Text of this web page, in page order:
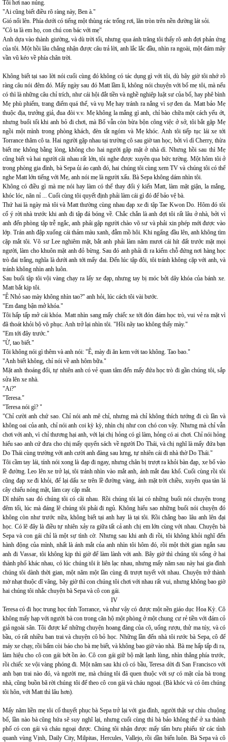
Tôi hơi nao núng.
"Ai cũng biết điều rõ ràng này, Ben à."
Gió nổi lên. Phía dưới có tiếng một thùng rác trống rơi, lăn tròn trên nền đường lát sỏi.
"Cô ta là em họ, con chú con bác với mẹ"
Anh dựa vào thành giường, và dù trời tối, nhưng qua ánh trăng tôi thấy rõ anh đợi phản ứng
của tôi. Một hồi lâu chẳng nhận được câu trả lời, anh lắc lắc đầu, nhìn ra ngoài, một đám mây
vần vũ kéo về phía chân trời.
Không biết tại sao lời nói cuối cùng đó không có tác dụng gì với tôi, dù bây giờ tôi nhớ rõ
ràng câu nói đêm đó. Mấy ngày sau đó Matt lầm lì, không nói chuyện với bố mẹ tôi, mà nếu
có thì là những câu chỉ trích, như cái hội đắt tiền và nghề nghiệp luật sư của bố, hay phê bình
Mẹ phù phiếm, trang điểm quá thể, và vụ Mẹ hay tránh ra nắng vì sợ đen da. Matt bảo Mẹ
thuộc địa, trưởng giả, đua đòi v.v. Mẹ không la mắng gì anh, chỉ bào chữa một cách yếu ớt,
nhưng buổi tối khi anh bỏ đi chơi, mà Bố vẫn còn bừa bộn công việc ở sở, tôi bắt gặp Mẹ
ngồi một mình trong phòng khách, đèn tắt ngóm và Mẹ khóc. Anh tôi tiếp tục lái xe tới
Torrance thăm cô ta. Hai người gặp nhau tại trường cô sau giờ tan học, bởi vì dì Cherry, thừa
biết mẹ không bằng lòng, không cho hai người gặp mặt ở nhà dì. Nhưng hồi sau thì Mẹ
cũng biết và hai người cãi nhau rất lớn, tôi nghe được xuyên qua bức tường. Một hôm tôi ở
trong phòng gia đình, bà Sepa ủi áo cạnh đó, hai chúng tôi cùng xem TV và chúng tôi có thể
nghe Matt lớn tiếng với Mẹ, anh nói mẹ là người xấu. Bà Sepa không dám nhìn tôi.
Không có điều gì mà mẹ nói hay làm có thể thay đổi ý kiến Matt, làm mặt giận, la mắng,
khóc lóc, năn nỉ ... Cuối cùng tôi quyết định phải làm cái gì đó để bảo vệ bà.
Thứ hai là ngày mà tôi và Matt thường cùng nhau đạp xe đi tập Tae Kwon Do. Hôm đó tôi
cố ý rời nhà trước khi anh đi tập đá bóng về. Chắc chắn là anh đợi tôi rất lâu ở nhà, bởi vì
anh đến phòng tập trễ ngắc, anh phải gập người chào võ sư và phải xin phép mới được vào
lớp. Trán anh đập xuống cái thảm màu xanh, đẫm mồ hôi. Khi ngẩng đầu lên, anh không tìm
cặp mắt tôi. Võ sư Lee nghiêm mặt, bắt anh phải làm năm mươi cái hít đất trước mặt mọi
người, làm cho khuôn mặt anh đỏ bừng. Sau đó anh phải đi ra kiếm chỗ đứng nơi hàng học
trò đai trắng, nghĩa là dưới anh tới mấy đai. Đến lúc tập đôi, tôi tránh không cặp với anh, và
tránh không nhìn anh luôn.
Sau buổi tập tôi vội vàng chạy ra lấy xe đạp, nhưng tay bị móc bởi dây khóa của bánh xe.
Matt bắt kịp tôi.
"Ê Nhỏ sao mày không nhìn tao?" anh hỏi, lúc cách tôi vài bước.
"Em đang bận mở khóa."
Tôi hấp tấp mở cái khóa. Matt nhìn sang mấy chiếc xe tới đón đám học trò, vui vẻ ra mặt vì
đã thoát khỏi bộ võ phục. Anh trở lại nhìn tôi. "Hồi nãy tao không thấy mày."
"Em tới đây trước."
"Ừ, tao biết."
Tôi không nói gì thêm và anh nói: "Ê, mày đi ăn kem với tao không. Tao bao."
"Anh biết không, chỉ nói về anh hôm bữa."
Mặt anh thoáng đổi, tự nhiên anh có vẻ quan tâm đến mấy đứa học trò đi gần chúng tôi, sắp
sửa lên xe nhà.
"Ai?"
"Teresa."
"Teresa nói gì? "
"Chỉ cười anh chứ sao. Chỉ nói anh mê chỉ, nhưng mà chỉ không thích tướng đi cù lần và
không oai của anh, chỉ nói anh coi kỳ kỳ, nhìn chị như con chó con vậy. Nhưng mà chỉ vẫn
chơi với anh, vì chỉ thương hại anh, với lại chị hỏng có gì làm, hỏng có ai chơi. Chỉ nói hỏng
hiểu sao anh cứ đưa cho chị mấy quyển sách về người Do Thái, và chị nghĩ là mấy đứa bạn
Do Thái cùng trường với anh cười anh đàng sau lưng, tự nhiên cái đi nhà thờ Do Thái."
Tôi cầm tay lái, tính nói xong là đạp đi ngay, nhưng chân bị trượt ra khỏi bàn đạp, xe bổ vào
lề đường. Leo lên xe trở lại, tôi tránh nhìn vào mắt anh, ánh mắt đau khổ. Cuối cùng rồi tôi
cũng đạp xe đi khỏi, để lại dấu xe trên lề đường vàng, ánh mặt trời chiều, xuyên qua tàn lá
cây chiếu nóng mặt, làm cay cặp mắt.
Dĩ nhiên sau đó chúng tôi có cãi nhau. Rồi chúng tôi lại có những buổi nói chuyện trong
đêm tối, lúc mà đáng lẽ chúng tôi phải đi ngủ. Không hiểu sao những buổi nói chuyện đó
không còn như trước nữa, không biết tại anh hay là tại tôi. Rồi chẳng bao lâu anh lên đại
học. Có lẽ đây là điều tự nhiên xảy ra giữa tất cả anh chị em lớn cùng với nhau. Chuyện bà
Sepa và con gái chỉ là một sự tình cờ. Nhưng sau khi anh đi rồi, tôi không khỏi nghĩ đến
hành động của mình, nhất là ánh mắt của anh nhìn tôi hôm đó, rồi một thời gian ngắn sau
anh đi Vassar, tôi không kịp thì giờ để làm lành với anh. Bây giờ thì chúng tôi sống ở hai
thành phố khác nhau, có lúc chúng tôi ít liên lạc nhau, nhưng mấy năm sau này hai gia đình
chúng tôi dành thời gian, một năm một lần cùng đi trượt tuyết với nhau. Chuyện trở thành
mờ nhạt thuộc dĩ vãng, bây giờ thì con chúng tôi chơi với nhau rất vui, nhưng không bao giờ
hai chúng tôi nhắc chuyện bà Sepa và cô con gái.
IV
Teresa có đi học trung học tỉnh Torrance, và như vậy có được một nền giáo dục Hoa Kỳ. Cô
không mấy hạp với người bà con trong căn hộ một phòng ở một chung cư rẻ tiền với đám cỏ
giả ngoài sân. Tôi được kể những chuyện hoang đàng của cô, uống rượu, thử ma túy, và có
bầu, có rất nhiều ban trai và chuyện cô bỏ học. Những lần đến nhà tôi rước bà Sepa, cô để
máy xe chạy, rồi bấm còi báo cho bà mẹ biết, và không bao giờ vào nhà. Bà mẹ hấp tấp đi ra,
làm hiệu cho cô con gái bớt ồn ào. Cô con gái giữ bộ mặt lạnh lùng, nhìn thẳng phía trước,
rồi chiếc xe vội vàng phóng đi. Một năm sau khi cô có bầu, Teresa dời đi San Francisco với
anh bạn trai nào đó, và người mẹ, mà chúng tôi đã quen thuộc với sự có mặt của bà trong
nhà, cũng buồn bã rời chúng tôi để theo cô con gái và cháu ngoại. (Bà khóc và có ôm chúng
tôi hôn, với Matt thì lâu hơn).
Mấy năm liền mẹ tôi cố thuyết phục bà Sepa trở lại với gia đình, người thật sự chìu chuộng
bố, lần nào bà cũng hứa sẽ suy nghĩ lại, nhưng cuối cùng thì bà bảo không thể ở xa thành
phố có con gái và cháu ngoại được. Chúng tôi nhận được mấy tấm bưu phiếu từ các tỉnh
quanh vùng Vịnh, Daily City, Milpitas, Hercules, Vallejo, rồi dần biến luôn. Bà Sepa và cô